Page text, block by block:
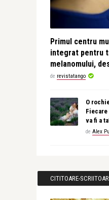
Primul centru
integrat pentru
melanomului,
de revistatango
O
Fiecare
va fi a
de Alex
CITITOARE-